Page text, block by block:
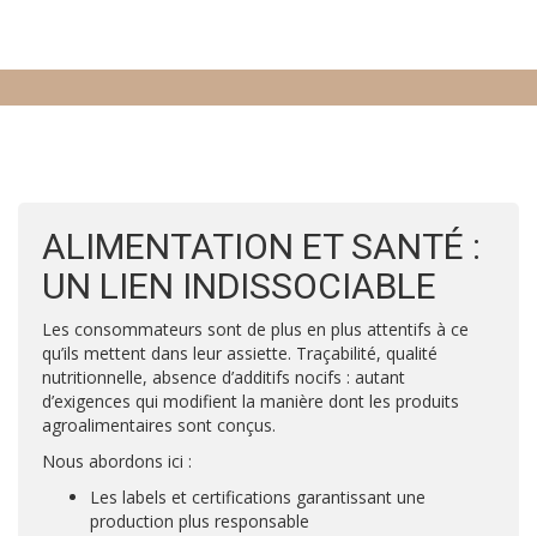
ALIMENTATION ET SANTÉ :
UN LIEN INDISSOCIABLE
Les consommateurs sont de plus en plus attentifs à ce
qu’ils mettent dans leur assiette. Traçabilité, qualité
nutritionnelle, absence d’additifs nocifs : autant
d’exigences qui modifient la manière dont les produits
agroalimentaires sont conçus.
Nous abordons ici :
Les labels et certifications garantissant une
production plus responsable